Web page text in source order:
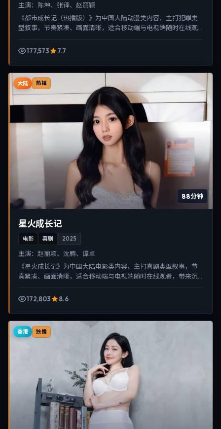
主演： 陈坤、张译、赵丽颖
《都市成长记（热播版）》为中国大陆动漫类内容，主打犯罪类
型叙事，节奏紧凑、画面清晰，适合移动端与电视端随时在线观
177,573
7.7
大陆 热播
88分钟
星火成长记
电影 喜剧 2025
主演： 赵丽颖、沈腾、谭卓
《星火成长记》为中国大陆电影类内容，主打喜剧类型叙事，节
奏紧凑、画面清晰，适合移动端与电视端随时在线观看，带来沉
172,803
8.6
香港 独播